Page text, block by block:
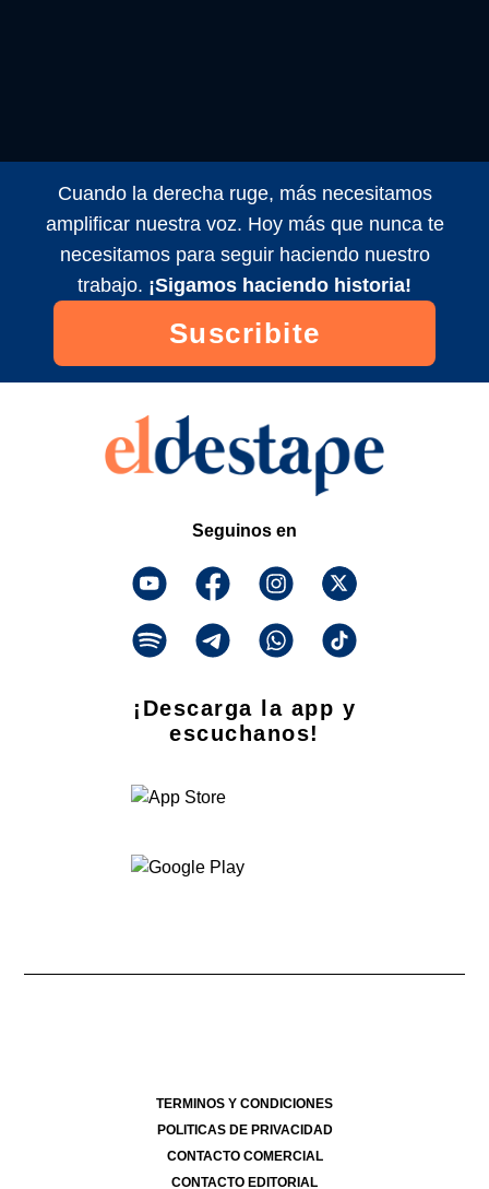
2024/11/1
Colombatti y equipo
2024/11/5
Maldita Suerte EN VIVO con Matías
Colombatti y equipo
Cuando la derecha ruge, más necesitamos
amplificar nuestra voz. Hoy más que nunca te
necesitamos para seguir haciendo nuestro
trabajo. ¡Sigamos haciendo historia!
Suscribite
Seguinos en
¡Descarga la app y
escuchanos!
TERMINOS Y CONDICIONES
POLITICAS DE PRIVACIDAD
CONTACTO COMERCIAL
CONTACTO EDITORIAL